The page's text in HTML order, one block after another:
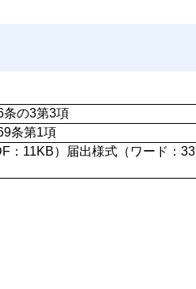
条の3第3項
条第1項
：11KB）届出様式（ワード：33